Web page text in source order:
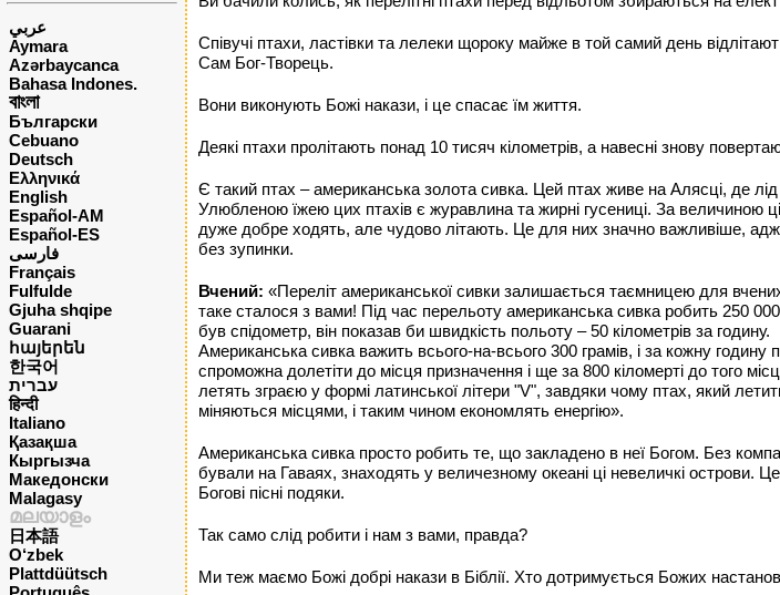
عربي
Aymara
Azərbaycanca
Bahasa Indones.
বাংলা
Български
Cebuano
Deutsch
Ελληνικά
English
Español-AM
Español-ES
فارسی
Français
Fulfulde
Gjuha shqipe
Guarani
հայերեն
한국어
עברית
हिन्दी
Italiano
Қазақша
Кыргызча
Македонски
Malagasy
മലയാളം
日本語
O‘zbek
Plattdüütsch
Співучі птахи, ластівки та лелеки щороку майже в той самий день
Сам Бог-Творець.
Вони виконують Божі накази, і це спасає їм життя.
Деякі птахи пролітають понад 10 тисяч кілометрів, а навесні знову
Є такий птах – американська золота сивка. Цей птах живе на Алясці, де
Улюбленою їжею цих птахів є журавлина та жирні гусениці. За величиною
дуже добре ходять, але чудово літають. Це для них значно важливіше,
без зупинки.
Вчений: «Переліт американської сивки залишається таємницею для
таке сталося з вами! Під час перельоту американська сивка робить 250
був спідометр, він показав би швидкість польоту – 50 кілометрів за годину.
Американська сивка важить всього-на-всього 300 грамів, і за кожну
спроможна долетіти до місця призначення і ще за 800 кіломерті до того
летять зграєю у формі латинської літери "V", завдяки чому птах, який
міняються місцями, і таким чином економлять енергію».
Американська сивка просто робить те, що закладено в неї Богом. Без
бували на Гаваях, знаходять у величезному океані ці невеличкі острови.
Богові пісні подяки.
Так само слід робити і нам з вами, правда?
Ми теж маємо Божі добрі накази в Біблії. Хто дотримується Божих